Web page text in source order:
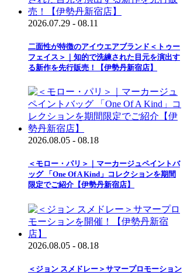
2026.07.29 - 08.11
二面性が特徴のアイウエアブランド＜トゥー
フェイス＞｜知的で洗練された目元を演出す
る新作を先行販売！【伊勢丹新宿店】
2026.08.05 - 08.18
＜モロー・パリ＞｜マーカージュペイントバ
ッグ 「One Of A Kind」コレクションを期間
限定でご紹介【伊勢丹新宿店】
2026.08.05 - 08.18
＜ジョン スメドレー＞サマープロモーション